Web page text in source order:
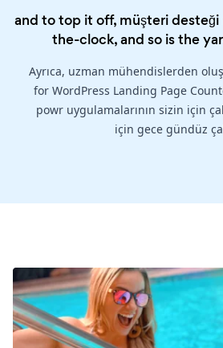
and to top it off, müşteri
the-clock, and so is the
Ayrıca, uzman mühendislerden
for WordPress Landing Page
powr uygulamalarının sizin için
için gece gündüz